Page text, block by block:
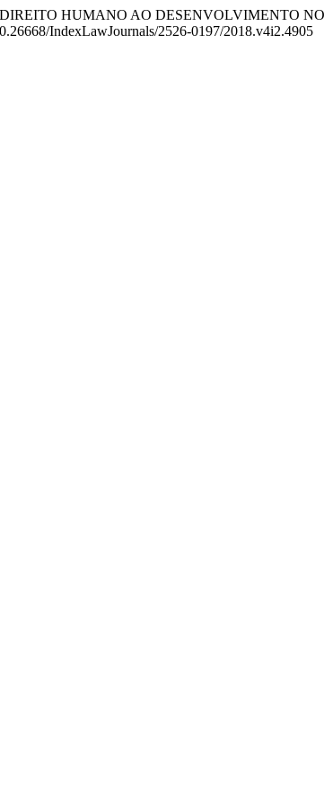
DIREITO HUMANO AO DESENVOLVIMENTO
IndexLawJournals/2526-0197/2018.v4i2.4905